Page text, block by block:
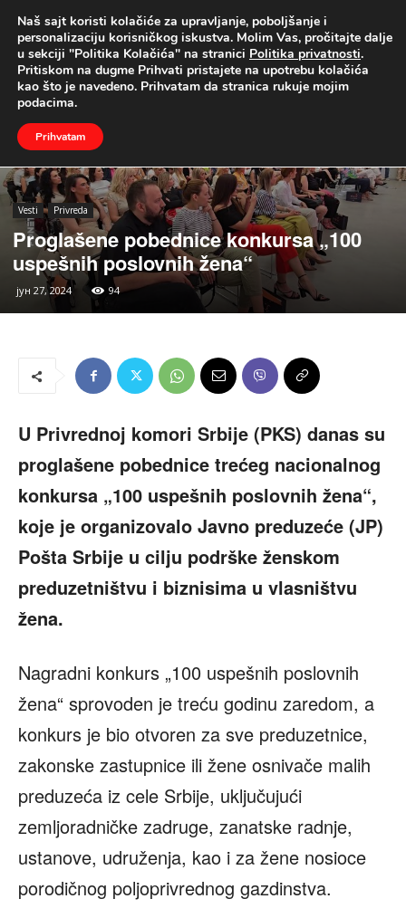
UŽIVO
Naslovna Vesti Privreda
Vesti Privreda
Proglašene pobednice konkursa „100
uspešnih poslovnih žena“
јун 27, 2024 94
U Privrednoj komori Srbije (PKS) danas su
proglašene pobednice trećeg nacionalnog
konkursa „100 uspešnih poslovnih žena“,
koje je organizovalo Javno preduzeće (JP)
Pošta Srbije u cilju podrške ženskom
preduzetništvu i biznisima u vlasništvu
žena.
Nagradni konkurs „100 uspešnih poslovnih
žena“ sprovoden je treću godinu zaredom, a
konkurs je bio otvoren za sve preduzetnice,
zakonske zastupnice ili žene osnivače malih
preduzeća iz cele Srbije, uključujući
zemljoradničke zadruge, zanatske radnje,
ustanove, udruženja, kao i za žene nosioce
porodičnog poljoprivrednog gazdinstva.
Naš sajt koristi kolačiće za upravljanje, poboljšanje i
personalizaciju korisničkog iskustva. Molim Vas, pročitajte dalje
u sekciji "Politika Kolačića" na stranici Politika privatnosti.
Pritiskom na dugme Prihvati pristajete na upotrebu kolačića
kao što je navedeno. Prihvatam da stranica rukuje mojim
podacima.
Prihvatam